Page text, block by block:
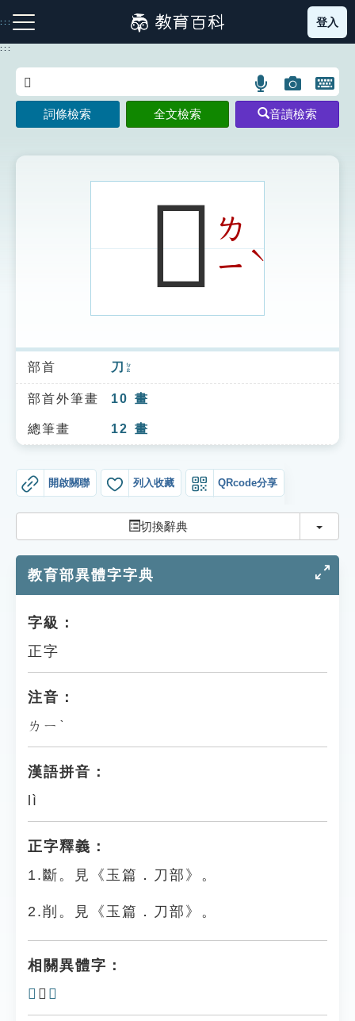
到
主
:::
注音索引圖示 筆畫索引圖示 部首索引表圖示
索引選單
知識索引
單字索引
貓頭鷹博士
登入
:::
語
言
搜
示
圖
片
搜
開
鍵
圖
詞條檢索 全文檢索 音讀檢索
𠞉ㄌ
ㄧˋ
部首 刀 ㄉㄠ
部首外筆畫 10 畫
總筆畫 12 畫
開啟關聯 列入收藏 QRcode分享
切換辭典 切換
教育部異體字字典
字級：
正字
注音：
ㄌㄧˋ
漢語拼音：
lì
正字釋義：
1.斷。見《玉篇．刀部》。
2.削。見《玉篇．刀部》。
相關異體字：
𠜒 、 𠟫